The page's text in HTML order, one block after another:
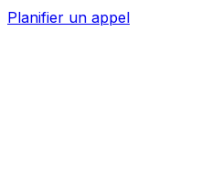
Planifier un appel